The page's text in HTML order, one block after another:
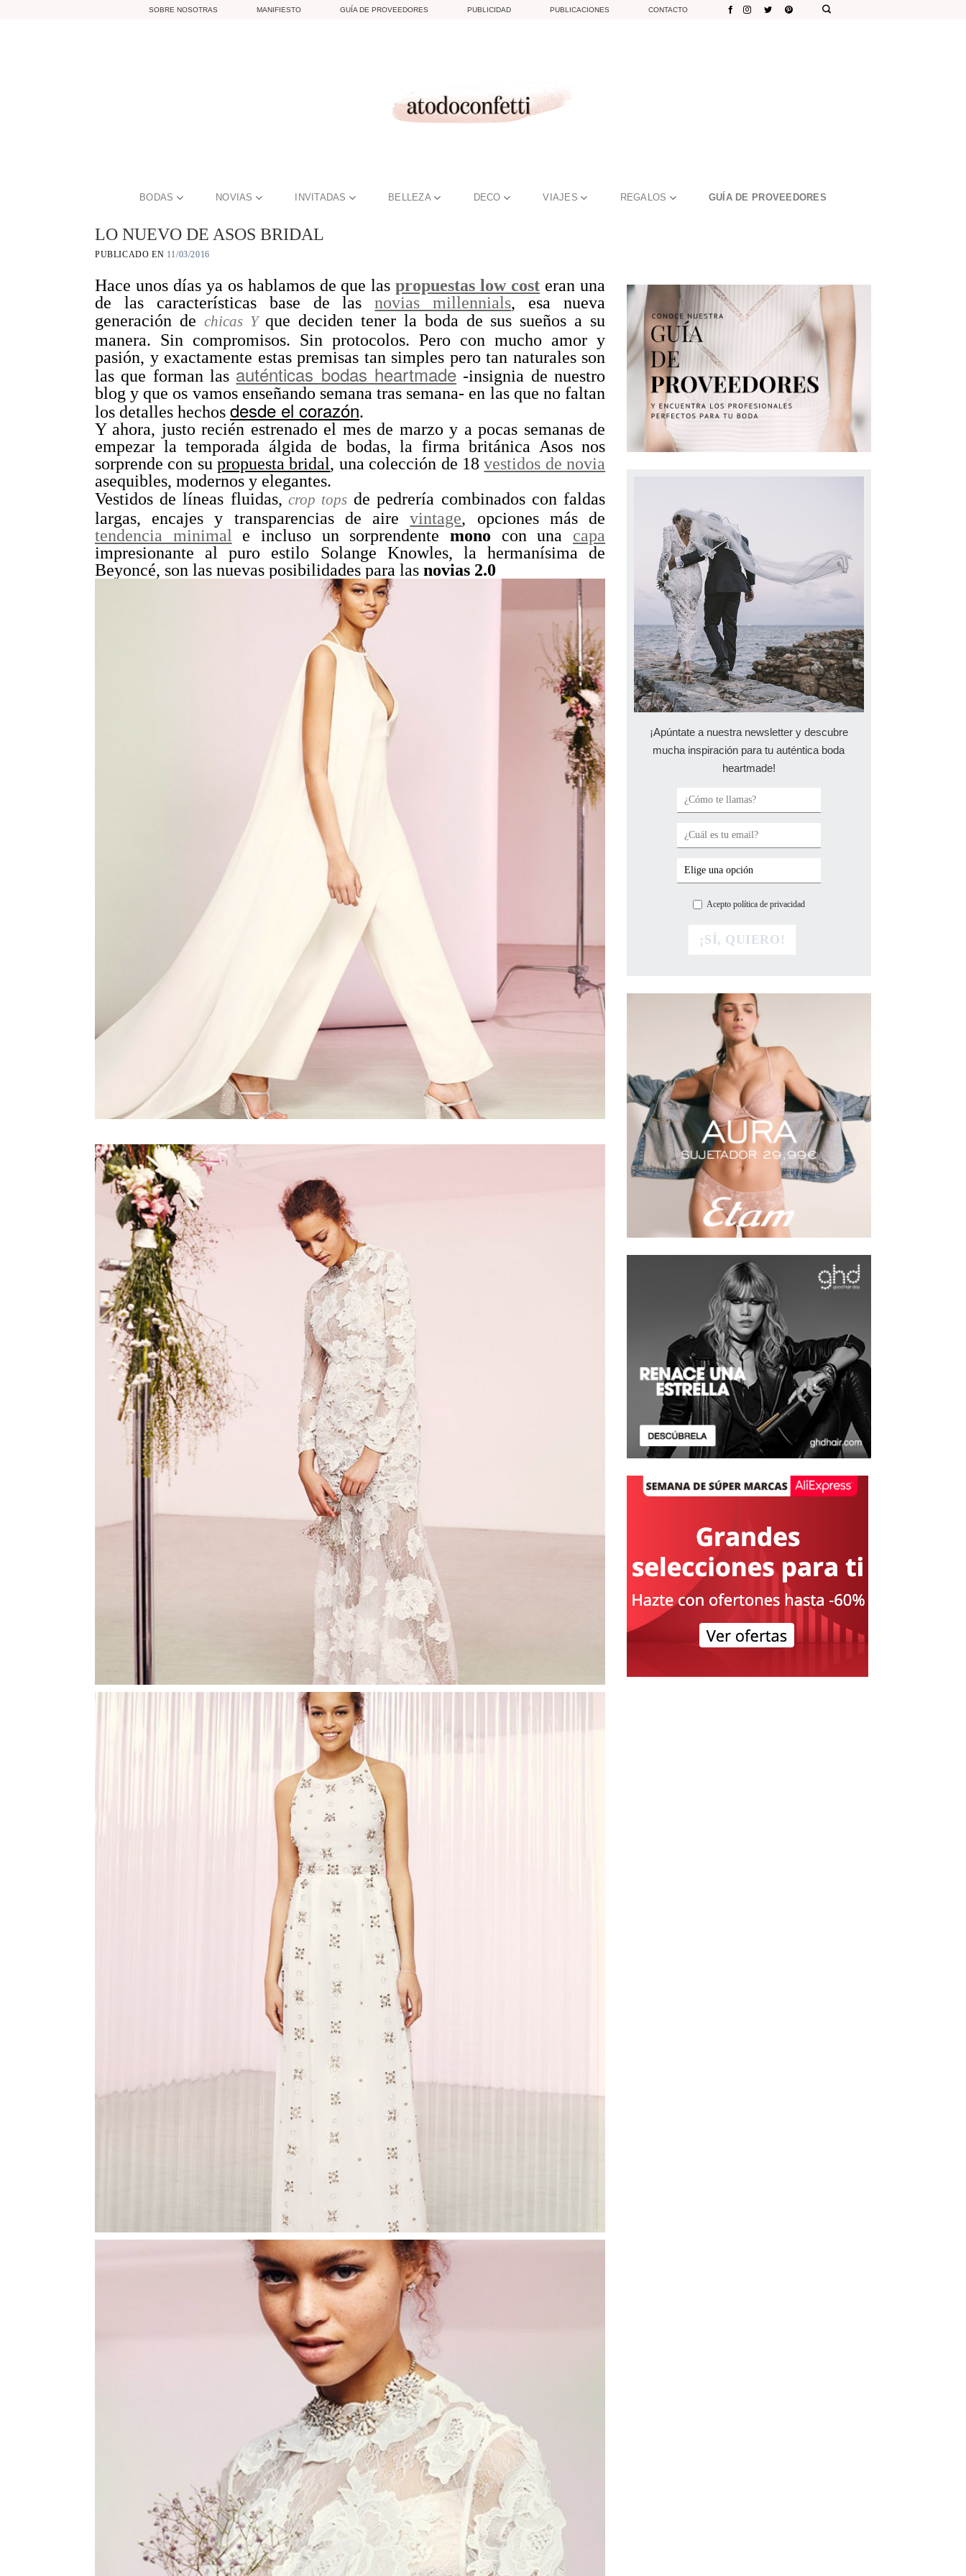
SOBRE NOSOTRAS MANIFIESTO GUÍA DE PROVEEDORES PUBLICIDAD PUBLICACIONES CONTACTO
BODAS NOVIAS INVITADAS BELLEZA DECO VIAJES REGALOS GUÍA DE PROVEEDORES
LO NUEVO DE ASOS BRIDAL
PUBLICADO EN 11/03/2016
Hace unos días ya os hablamos de que laspropuestas low cost eran una
de las características base de lasnovias millennials, esa nueva
generación de chicas Yque deciden tener la boda de sus sueños a su
manera. Sin compromisos. Sin protocolos. Pero con mucho amor y
pasión, y exactamente estas premisas tan simples pero tan naturales son
las que forman las auténticas bodas heartmade -insignia de nuestro
blog y que os vamos enseñando semana tras semana- en las que no faltan
los detalles hechos desde el corazón.
Y ahora, justo recién estrenado el mes de marzo y a pocas semanas de
empezar la temporada álgida de bodas, la firma británica Asos nos
sorprende con supropuesta bridal, una colección de 18vestidos de novia
asequibles, modernos y elegantes.
Vestidos de líneas fluidas, crop tops de pedrería combinados con faldas
largas, encajes y transparencias de airevintage, opciones más de
tendencia minimal e incluso un sorprendentemono con una capa
impresionante al puro estilo Solange Knowles, la hermanísima de
Beyoncé, son las nuevas posibilidades para las novias 2.0
¡Apúntate a nuestra newsletter y descubre
mucha inspiración para tu auténtica boda
heartmade!
Acepto política de privacidad